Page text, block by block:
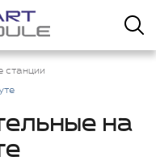
станции
на